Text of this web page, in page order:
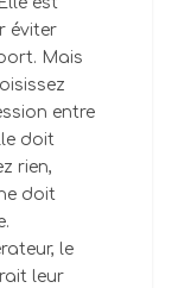
éviter
Mais
entre
doit
rien,
doit
le
leur